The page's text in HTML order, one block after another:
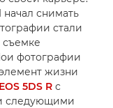
начал снимать
стали
фотографии
жизни
5DS R с
следующими